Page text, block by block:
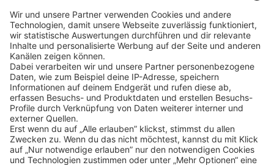
Schnellzugriff
ZAHLUNGSMETHODEN
SOCIAL
NEWSLETTER
BESUCHEN SIE UNS